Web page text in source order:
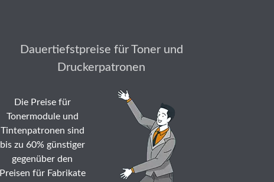
Dauertiefstpreise für Toner und
Druckerpatronen
Die Preise für
Tonermodule und
Tintenpatronen sind
bis zu 60% günstiger
gegenüber den
Preisen für Fabrikate